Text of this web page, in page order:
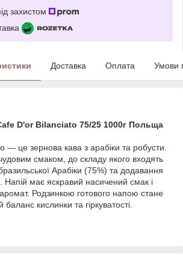
захистом
Доставка Оплата Умови
D'or Bilanciato 75/25 1000г Польща
— це зернова кава з арабіки та робусти.
смаком, до складу якого входять
Арабіки (75%) та додавання
Напій має яскравий насичений смак і
Родзинкою готового напою стане
баланс кислинки та гіркуватості.